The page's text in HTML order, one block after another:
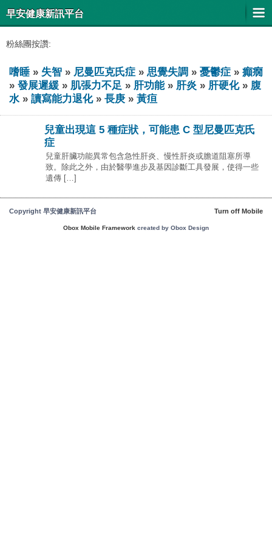
早安健康新訊平台
粉絲團按讚:
嗜睡 » 失智 » 尼曼匹克氏症 » 思覺失調 » 憂鬱症 » 癲癇
» 發展遲緩 » 肌張力不足 » 肝功能» 肝炎 » 肝硬化» 腹
水» 讀寫能力退化» 長庚 » 黃疸
兒童出現這 5 種症狀，可能患 C 型尼曼匹克氏
症
兒童肝臟功能異常包含急性肝炎、慢性肝炎或膽道阻塞所導
致。除此之外，由於醫學進步及基因診斷工具發展，使得一些
遺傳 […]
Copyright 早安健康新訊平台 Turn off Mobile
Obox Mobile Framework created by Obox Design